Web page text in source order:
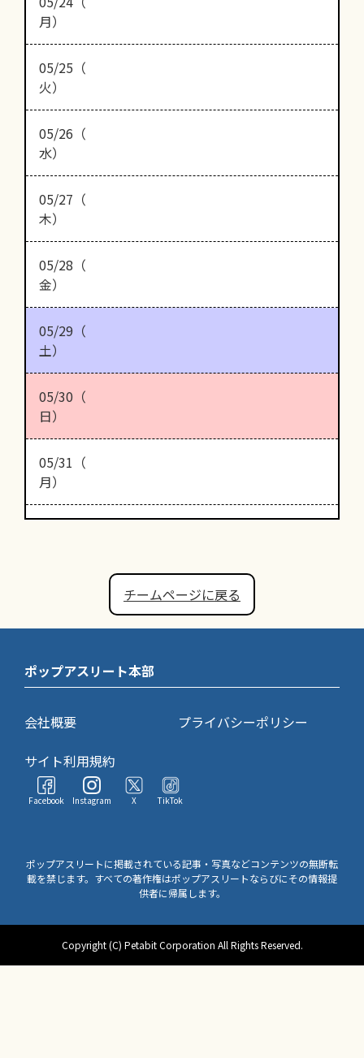
月）
05/25（
火）
05/26（
水）
05/27（
木）
05/28（
金）
05/29（
土）
05/30（
日）
05/31（
月）
チームページに戻る
ポップアスリート本部
会社概要
プライバシーポリシー
サイト利用規約
Facebook Instagram X TikTok
ポップアスリートに掲載されている記事・写真などコンテンツの無断転
載を禁じます。すべての著作権はポップアスリートならびにその情報提
供者に帰属します。
Copyright (C) Petabit Corporation All Rights Reserved.